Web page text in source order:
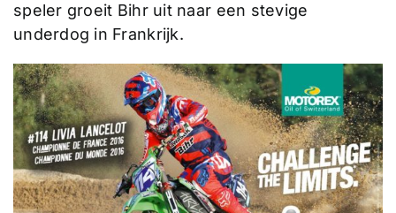
speler groeit Bihr uit naar een stevige
underdog in Frankrijk.